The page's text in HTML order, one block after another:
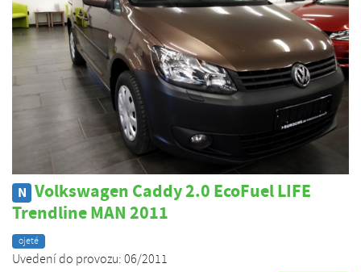
N Volkswagen Caddy 2.0 EcoFuel LIFE
Trendline MAN 2011
ojeté
Uvedení do provozu: 06/2011